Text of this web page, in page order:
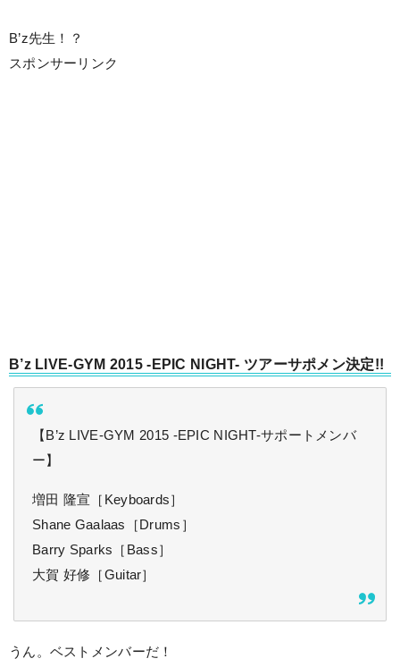
B’z先生！？
スポンサーリンク
B’z LIVE-GYM 2015 -EPIC NIGHT- ツアーサポメン決定!!
【B’z LIVE-GYM 2015 -EPIC NIGHT-サポートメンバ
ー】
増田 隆宣［Keyboards］
Shane Gaalaas［Drums］
Barry Sparks［Bass］
大賀 好修［Guitar］
うん。ベストメンバーだ！